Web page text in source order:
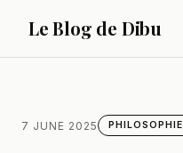
Le Blog de Dibu
7 JUNE 2025 PHILOSOPHIE